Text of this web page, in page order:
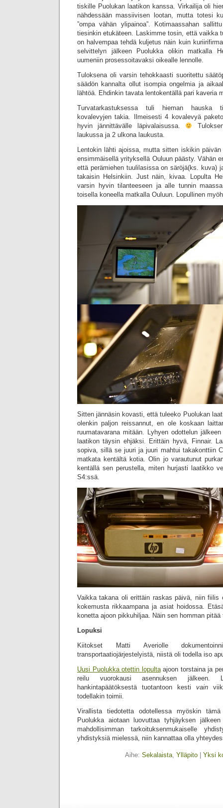
tiskille Puolukan laatikon kanssa. Virkailija oli
nähdessään massiivisen lootan, mutta totesi
”ompa vähän ylipainoa”. Kotimaassahan
tiesinkin etukäteen. Laskimme tosin, että vaikka
on halvempaa tehdä kuljetus näin kuin
selvittelyn jälkeen Puolukka olikin matkalla
uumeniin prosessoitavaksi oikealle lennolle.
Tuloksena oli varsin tehokkaasti suoritettu
säädön kannalta ollut isompia ongelmia ja
lähtöä. Ehdinkin tavata lentokentällä pari kaveria
Turvatarkastuksessa tuli hieman hauska
kovalevyjen takia. Ilmeisesti 4 kovalevyä
hyvin jännittävälle läpivalaisussa.
laukussa ja 2 ulkona laukusta.
Lentokin lähti ajoissa, mutta sitten iskikin
ensimmäisellä yrityksellä Ouluun päästy. Vähän
että perämiehen tuulilasissa on säröjä(ks. kuva)
takaisin Helsinkiin. Just näin, kivaa. Lopulta
varsin hyvin tilanteeseen ja alle tunnin
toisella koneella matkalla Ouluun. Lopullinen
Sitten jännäsin kovasti, että tuleeko Puolukan
olenkin paljon reissannut, en ole koskaan
ruumatavarana mitään. Lyhyen odottelun
laatikon täysin ehjäksi. Erittäin hyvä, Finnair.
sopiva, sillä se juuri ja juuri mahtui takakonttiin
matkata kentältä kotia. Olin jo varautunut
kentällä sen perustella, miten hurjasti laatikko
S4:ssä.
Vaikka takana oli erittäin raskas päivä, niin fiilis
kokemusta rikkaampana ja asiat hoidossa.
konetta ajoon pikkuhiljaa. Näin sen homman pitää
Lopuksi
Kiitokset Matti Averiolle
transportaatiojärjestelyistä, niistä oli todella iso
Uusi Puolukka otettin lopultaajoon torstaina ja
reilu vuorokausi asennuksen jälkeen.
hankintapäätöksestä tuotantoon kesti vain
todellakin toimii.
Virallista tiedotetta odotellessa myöskin
Puolukka aiotaan luovuttaa tyhjäyksen
mahdollisimman tarkoituksenmukaiselle
yhdistyksiä mielessä, niin kannattaa olla
Aihe: Sekalaista, Ylläpito| Yksi